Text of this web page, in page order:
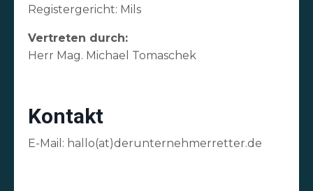
Registergericht: Mils
Vertreten durch:
Herr Mag. Michael Tomaschek
Kontakt
E-Mail: hallo(at)derunternehmerretter.de